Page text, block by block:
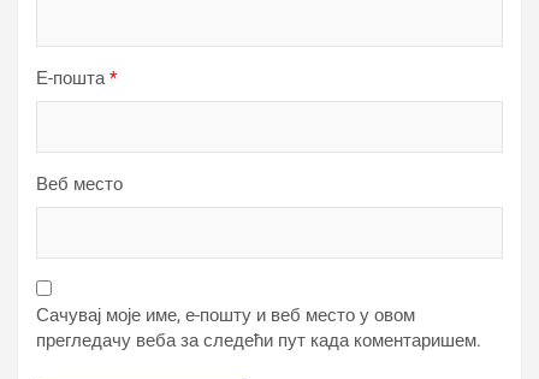
Е-пошта*
Веб место
Сачувај моје име, е-пошту и веб место у овом
прегледачу веба за следећи пут када коментаришем.